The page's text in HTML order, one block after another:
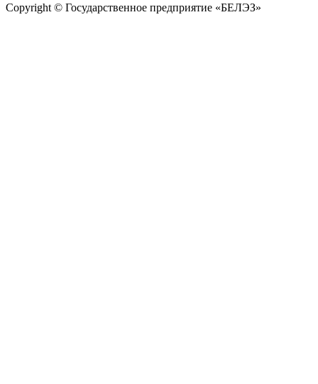
Copyright © Государственное предприятие «БЕЛЭЗ»